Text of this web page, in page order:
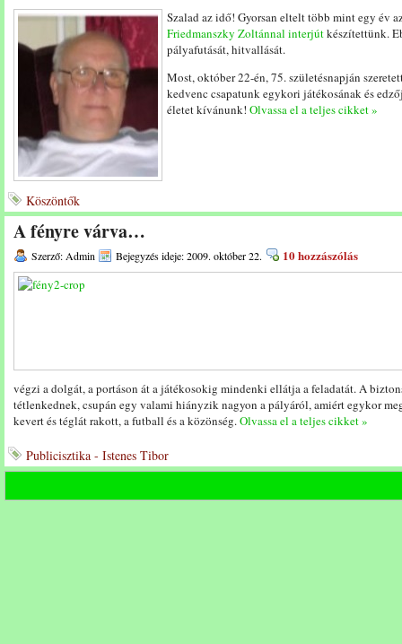
Szalad az idő! Gyorsan eltelt több mint egy év
Friedmanszky Zoltánnal interjútkészítettünk.
pályafutását, hitvallását.
Most, október 22-én, 75. születésnapján
kedvenc csapatunk egykori játékosának és
életet kívánunk! Olvassa el a teljes cikket »
Köszöntők
A fényre várva…
Szerző: Admin Bejegyzés ideje: 2009. október 22. 10 hozzászólás
végzi a dolgát, a portáson át a játékosokig mindenki ellátja a feladatát. A
tétlenkednek, csupán egy valami hiányzik nagyon a pályáról, amiért egykor
kevert és téglát rakott, a futball és a közönség.Olvassa el a teljes cikket »
Publicisztika - Istenes Tibor